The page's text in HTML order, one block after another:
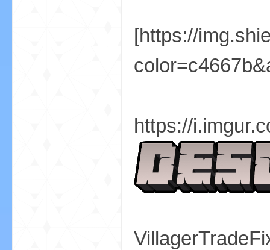
[https://
https://